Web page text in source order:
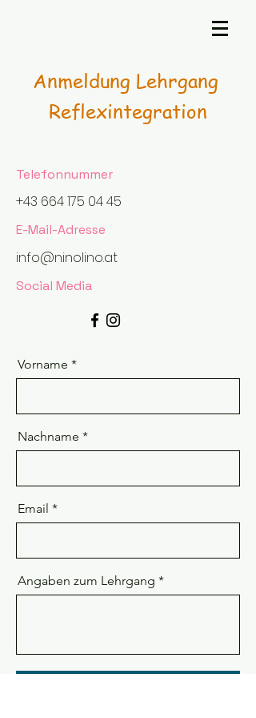
Anmeldung Lehrgang
Reflexintegration
Telefonnummer
+43 664 175 04 45
E-Mail-Adresse
info@ninolino.at
Social Media
Vorname
Nachname
Email
Angaben zum Lehrgang
Senden